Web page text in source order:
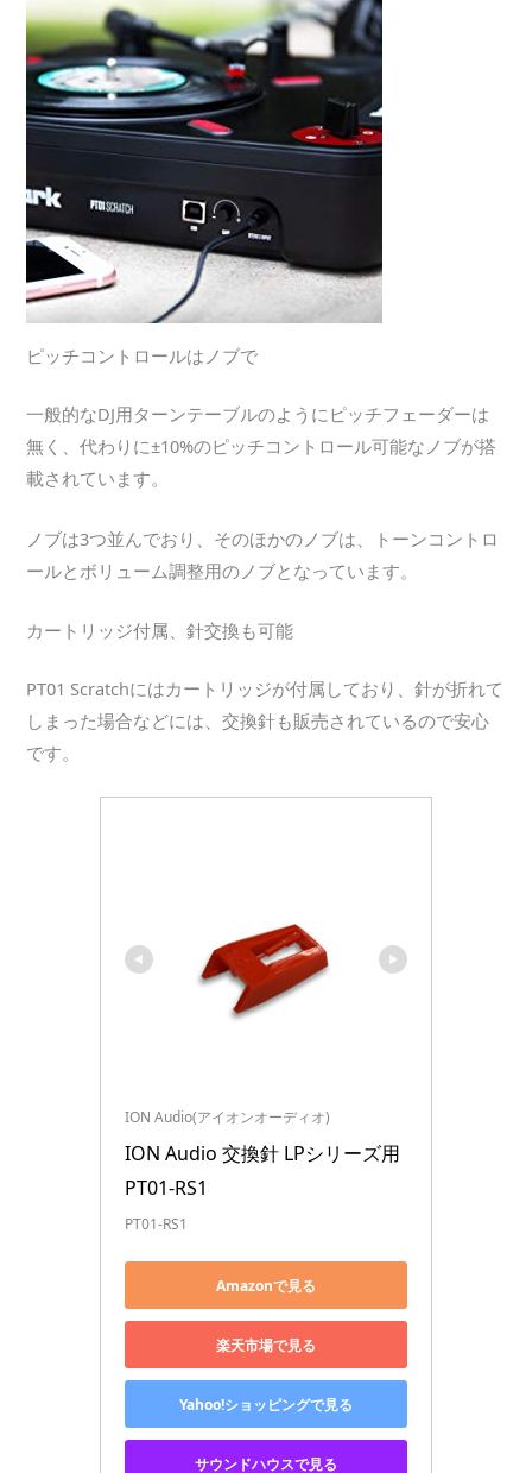
ピッチコントロールはノブで
一般的なDJ用ターンテーブルのようにピッチフェーダーは
無く、代わりに±10%のピッチコントロール可能なノブが搭
載されています。
ノブは3つ並んでおり、そのほかのノブは、トーンコントロ
ールとボリューム調整用のノブとなっています。
カートリッジ付属、針交換も可能
PT01 Scratchにはカートリッジが付属しており、針が折れて
しまった場合などには、交換針も販売されているので安心
です。
ION Audio(アイオンオーディオ)
ION Audio 交換針 LPシリーズ用
PT01-RS1
PT01-RS1
Amazonで見る
楽天市場で見る
Yahoo!ショッピングで見る
サウンドハウスで見る